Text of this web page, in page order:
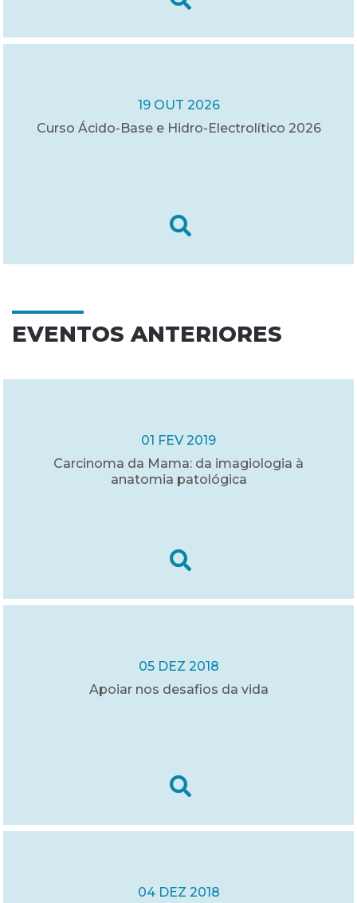
19 OUT 2026
Curso Ácido-Base e Hidro-Electrolítico 2026
EVENTOS ANTERIORES
01 FEV 2019
Carcinoma da Mama: da imagiologia à
anatomia patológica
05 DEZ 2018
Apoiar nos desafios da vida
04 DEZ 2018